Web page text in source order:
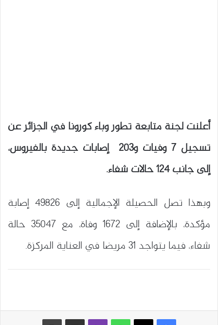
أعلنت لجنة متابعة تطور وباء كورونا في الجزائر عن
تسجيل 7 وفيات و203 إصابات جديدة بالفيروس،
إلى جانب 124 حالات شفاء.
وبهذا تصل الحصيلة الإجمالية إلى 49826 إصابة
مؤكدة، بالإضافة إلى 1672 وفاة، مع 35047 حالة
شفاء، فيما يتواجد 31 مريضا في العناية المركزة.
واتساب مشاركة عبر البريد